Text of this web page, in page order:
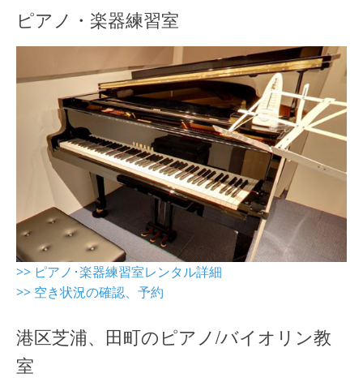
ピアノ・楽器練習室
>> ピアノ･楽器練習室レンタル詳細
>> 空き状況の確認、予約
港区芝浦、田町のピアノ/バイオリン教
室